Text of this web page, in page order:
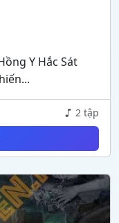
Y Hắc Sát
2 tập